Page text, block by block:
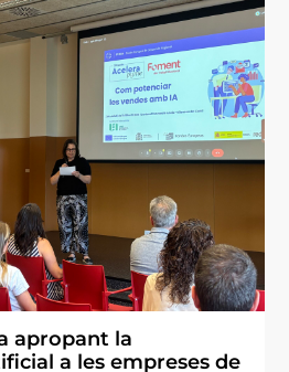
apropant la
a les empreses de